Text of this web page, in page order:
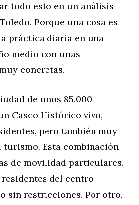
todo esto en un análisis
Porque una cosa es
práctica diaria en una
medio con unas
concretas.
de unos 85.000
Casco Histórico vivo,
pero también muy
turismo. Esta combinación
de movilidad particulares.
del centro
sin restricciones. Por otro,